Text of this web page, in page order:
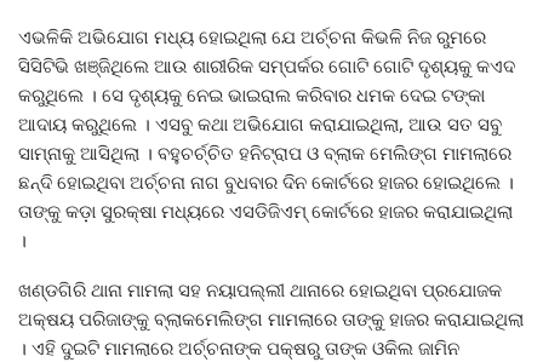
ଏଭଳିକି ଅଭିଯୋଗ ମଧ୍ୟ ହୋଇଥିଲା ଯେ ଅର୍ଚ୍ଚନା କିଭଳି ନିଜ ରୁମରେ
ସିସିଟିଭି ଖଞ୍ଜିଥିଲେ ଆଉ ଶାରୀରିକ ସମ୍ପର୍କର ଗୋଟି ଗୋଟି ଦୃଶ୍ୟକୁ କଏଦ
କରୁଥିଲେ । ସେ ଦୃଶ୍ୟକୁ ନେଇ ଭାଇରାଲ କରିବାର ଧମକ ଦେଇ ଟଙ୍କା
ଆଦାୟ କରୁଥିଲେ । ଏସବୁ କଥା ଅଭିଯୋଗ କରାଯାଇଥିଲା, ଆଉ ସତ ସବୁ
ସାମ୍ନାକୁ ଆସିଥିଲା । ବହୁଚର୍ଚ୍ଚିତ ହନିଟ୍ରାପ ଓ ବ୍ଲାକ ମେଲିଙ୍ଗ ମାମଲାରେ
ଛନ୍ଦି ହୋଇଥିବା ଅର୍ଚ୍ଚନା ନାଗ ବୁଧବାର ଦିନ କୋର୍ଟରେ ହାଜର ହୋଇଥିଲେ ।
ତାଙ୍କୁ କଡ଼ା ସୁରକ୍ଷା ମଧ୍ୟରେ ଏସଡିଜିଏମ୍ କୋର୍ଟରେ ହାଜର କରାଯାଇଥିଲା
।
ଖଣ୍ଡଗିରି ଥାନା ମାମଲା ସହ ନୟାପଲ୍ଲୀ ଥାନାରେ ହୋଇଥିବା ପ୍ରଯୋଜକ
ଅକ୍ଷୟ ପରିଜାଙ୍କୁ ବ୍ଲାକମେଲିଙ୍ଗ ମାମଲାରେ ତାଙ୍କୁ ହାଜର କରାଯାଇଥିଲା
। ଏହି ଦୁଇଟି ମାମଲାରେ ଅର୍ଚ୍ଚନାଙ୍କ ପକ୍ଷରୁ ତାଙ୍କ ଓକିଲ ଜାମିନ